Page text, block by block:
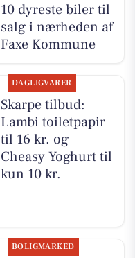
10 dyreste biler til
salg i nærheden af
Faxe Kommune
DAGLIGVARER
Skarpe tilbud:
Lambi toiletpapir
til 16 kr. og
Cheasy Yoghurt til
kun 10 kr.
BOLIGMARKED